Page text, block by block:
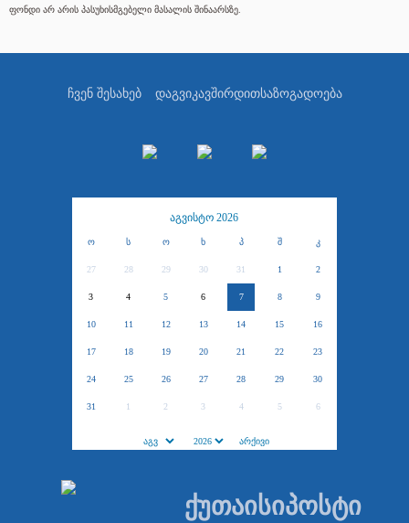
ფონდი არ არის პასუხისმგებელი მასალის შინაარსზე.
ჩვენ შესახებ დაგვიკავშირდითსაზოგადოება
აგვისტო 2026
ო ს ო ხ პ შ კ
27 28 29 30 31 1 2
3 4 5 6 7 8 9
10 11 12 13 14 15 16
17 18 19 20 21 22 23
24 25 26 27 28 29 30
31 1 2 3 4 5 6
ქუთაისიპოსტი